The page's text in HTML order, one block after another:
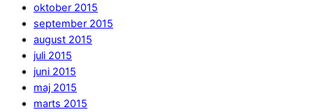
oktober 2015
september 2015
august 2015
juli 2015
juni 2015
maj 2015
marts 2015